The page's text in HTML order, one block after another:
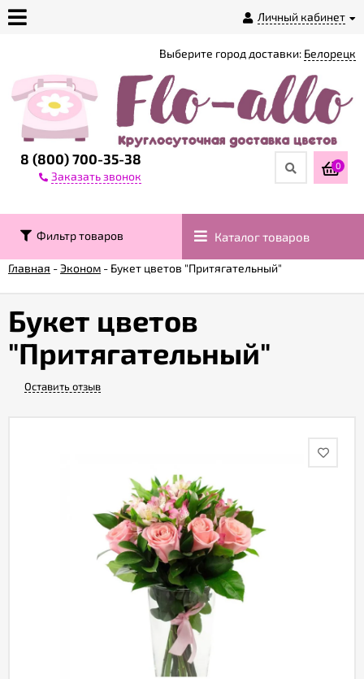
Личный кабинет
магазине
Доставка
Контакты
Гарантии
8 (800) 700-35-38
Заказать звонок
Выберите город доставки: Белорецк
0
Фильтр товаров Каталог товаров
Главная -Эконом - Букет цветов "Притягательный"
Букет цветов
"Притягательный"
Оставить отзыв